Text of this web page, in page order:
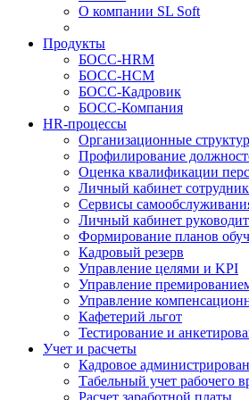
О компании SL Soft
Продукты
БОСС-HRM
БОСС-HCM
БОСС-Кадровик
БОСС-Компания
HR-процессы
Организационные
Профилирование
Оценка квалификации
Личный кабинет
Сервисы
Личный кабинет
Формирование планов
Кадровый резерв
Управление целями и KPI
Управление
Управление
Кафетерий льгот
Тестирование и
Учет и расчеты
Кадровое
Табельный учет рабочего
Расчет заработной платы